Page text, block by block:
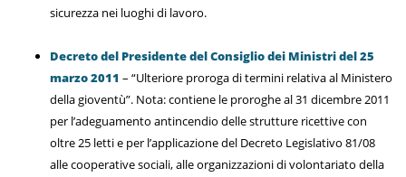
sicurezza nei luoghi di lavoro.
Decreto del Presidente del Consiglio dei Ministri del 25
marzo 2011 – “Ulteriore proroga di termini relativa al Ministero
della gioventù”. Nota: contiene le proroghe al 31 dicembre 2011
per l’adeguamento antincendio delle strutture ricettive con
oltre 25 letti e per l’applicazione del Decreto Legislativo 81/08
alle cooperative sociali, alle organizzazioni di volontariato della